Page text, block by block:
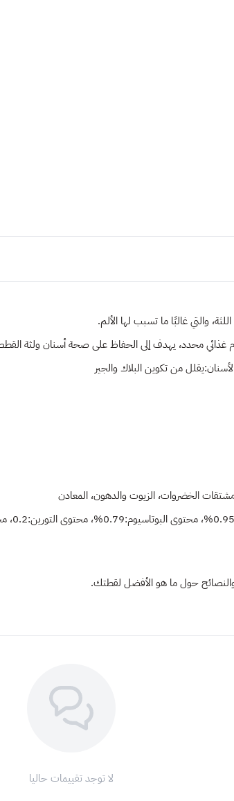
من تكوين البلاك والجير
مشتقات الخضروات، الزيوت والدهون، المعادن
حول ما هو الأفضل لقطتك.
لا توجد تقييمات حاليا